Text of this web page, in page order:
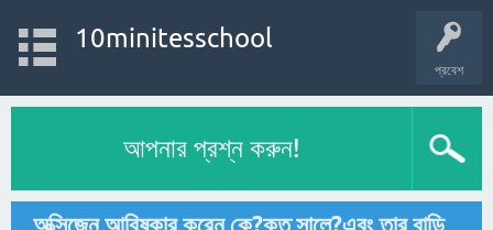
প্রবেশ
10minitesschool
আপনার প্রশ্ন করুন!